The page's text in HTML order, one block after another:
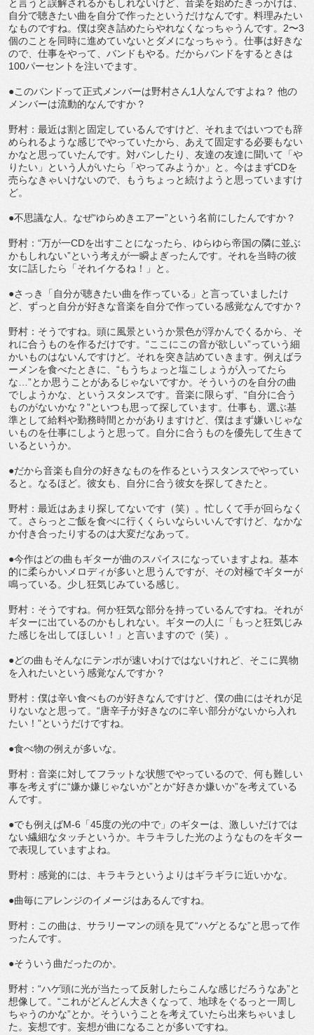
と言うと誤解されるかもしれないけど、音楽を始めたきっかけは、
自分で聴きたい曲を自分で作ったというだけなんです。料理みたい
なものですね。僕は突き詰めたらやれなくなっちゃうんです。2〜3
個のことを同時に進めていないとダメになっちゃう。仕事は好きな
ので、仕事をやって、バンドもやる。だからバンドをするときは
100パーセントを注いでます。
●このバンドって正式メンバーは野村さん1人なんですよね？ 他の
メンバーは流動的なんですか？
野村：最近は割と固定しているんですけど、それまではいつでも辞
められるような感じでやっていたから、あえて固定する必要もない
かなと思っていたんです。対バンしたり、友達の友達に聞いて「や
りたい」という人がいたら「やってみようか」と。今はまずCDを
売らなきゃいけないので、もうちょっと続けようと思っていますけ
ど。
●不思議な人。なぜ“ゆらめきエアー”という名前にしたんですか？
野村：“万が一CDを出すことになったら、ゆらゆら帝国の隣に並ぶ
かもしれない”という考えが一瞬よぎったんです。それを当時の彼
女に話したら「それイケるね！」と。
●さっき「自分が聴きたい曲を作っている」と言っていましたけ
ど、ずっと自分が好きな音楽を自分で作っている感覚なんですか？
野村：そうですね。頭に風景というか景色が浮かんでくるから、そ
れに合うものを作るだけです。“ここにこの音が欲しい”っていう細
かいものはないんですけど。それを突き詰めていきます。例えばラ
ーメンを食べたときに、“もうちょっと塩こしょうが入ってたら
な…”とか思うことがあるじゃないですか。そういうのを自分の曲
でしようかな、というスタンスです。音楽に限らず、“自分に合う
ものがないかな？”といつも思って探しています。仕事も、選ぶ基
準として給料や勤務時間とかがありますけど、僕はまず嫌いじゃな
いものを仕事にしようと思って。自分に合うものを優先して生きて
いるというか。
●だから音楽も自分の好きなものを作るというスタンスでやってい
ると。なるほど。彼女も、自分に合う彼女を探してきたと。
野村：最近はあまり探してないです（笑）。忙しくて手が回らなく
て。さらっとご飯を食べに行くくらいならいいんですけど、なかな
か付き合ったりするのは大変だなあって。
●今作はどの曲もギターが曲のスパイスになっていますよね。基本
的に柔らかいメロディが多いと思うんですが、その対極でギターが
鳴っている。少し狂気じみている感じ。
野村：そうですね。何か狂気な部分を持っているんですね。それが
ギターに出ているのかもしれない。ギターの人に「もっと狂気じみ
た感じを出してほしい！」と言いますので（笑）。
●どの曲もそんなにテンポが速いわけではないけれど、そこに異物
を入れたいという感覚なんですか？
野村：僕は辛い食べものが好きなんですけど、僕の曲にはそれが足
りないなと思って。“唐辛子が好きなのに辛い部分がないから入れ
たい！”というだけですね。
●食べ物の例えが多いな。
野村：音楽に対してフラットな状態でやっているので、何も難しい
事を考えずに“嫌か嫌じゃないか”とか“好きか嫌いか”を考えている
んです。
●でも例えばM-6「45度の光の中で」のギターは、激しいだけでは
ない繊細なタッチというか。キラキラした光のようなものをギター
で表現していますよね。
野村：感覚的には、キラキラというよりはギラギラに近いかな。
●曲毎にアレンジのイメージはあるんですね。
野村：この曲は、サラリーマンの頭を見て“ハゲとるな”と思って作
ったんです。
●そういう曲だったのか。
野村：“ハゲ頭に光が当たって反射したらこんな感じだろうなあ”と
想像して。“これがどんどん大きくなって、地球をぐるっと一周し
ちゃうのかな”とか。そういうことを考えていたら出来ちゃいまし
た。妄想です。妄想が曲になることが多いですね。